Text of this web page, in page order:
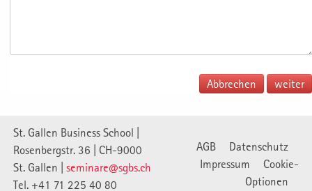
Abbrechen
St. Gallen Business School |
Rosenbergstr. 36 | CH-9000
St. Gallen | seminare@sgbs.ch
Tel. +41 71 225 40 80
AGB
Datenschutz
Impressum
Cookie-
Optionen